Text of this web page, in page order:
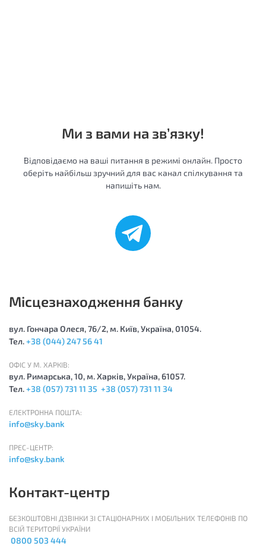
Ми з вами на зв’язку!
Відповідаємо на ваші питання в режимі онлайн. Просто
оберіть найбільш зручний для вас канал спілкування та
напишіть нам.
Місцезнаходження банку
вул. Гончара Олеся, 76/2, м. Київ, Україна, 01054.
Тел.+38 (044) 247 56 41
ОФІС У М. ХАРКІВ:
вул. Римарська, 10, м. Харків, Україна, 61057.
Тел.+38 (057) 731 11 35 +38 (057) 731 11 34
ЕЛЕКТРОННА ПОШТА:
info@sky.bank
ПРЕС-ЦЕНТР:
info@sky.bank
Контакт-центр
БЕЗКОШТОВНІ ДЗВІНКИ ЗІ СТАЦІОНАРНИХ І МОБІЛЬНИХ ТЕЛЕФОНІВ ПО
ВСІЙ ТЕРИТОРІЇ УКРАЇНИ
0800 503 444